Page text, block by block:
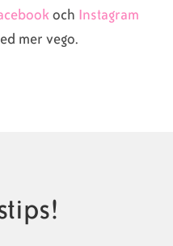
och Instagram
mer vego.